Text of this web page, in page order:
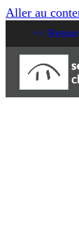
Aller au
<<